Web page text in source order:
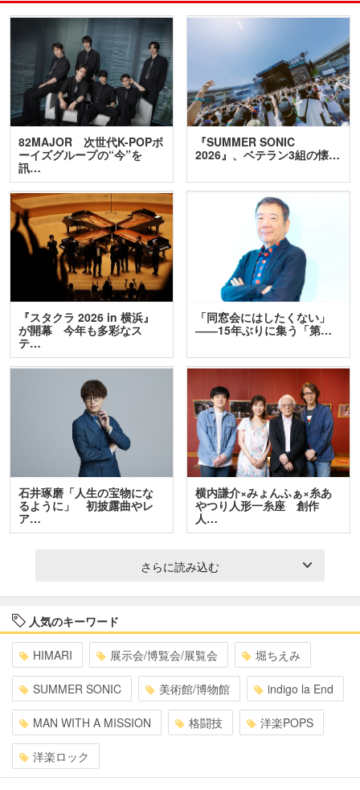
82MAJOR 次世代K-POPボ
ーイズグループの“今”を
訊…
『SUMMER SONIC
2026』、ベテラン3組の懐…
『スタクラ 2026 in 横浜』
が開幕 今年も多彩なス
テ…
「同窓会にはしたくない」
――15年ぶりに集う「第…
石井琢磨「人生の宝物にな
るように」 初披露曲やレ
ア…
横内謙介×みょんふぁ×糸あ
やつり人形一糸座 創作
人…
さらに読み込む
人気のキーワード
HIMARI 展示会/博覧会/展覧会 堀ちえみ
SUMMER SONIC 美術館/博物館 indigo la End
MAN WITH A MISSION 格闘技 洋楽POPS
洋楽ロック